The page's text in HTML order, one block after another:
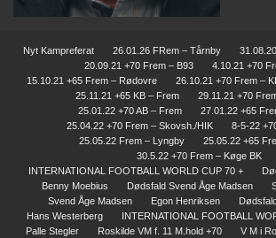
Nyt Kampreferat 26.01.26 FRem – Tårnby
20.09.21 +70 Frem – B93
4.10.21 +70
15.10.21 +65 Frem – Rødovre
26.10.21 +70 Frem –
25.11.21 +65 KB – Frem
29.11.21 +70
25.01.22 +70 AB – Frem
27.01.22 +65
25.04.22 +70 Frem – Skovsh./HIK
8-5-22
25.05.22 Frem – Lyngby
25.05.22 +65
30.5.22 +70 Frem – Køge BK
INTERNATIONAL FOOTBALL WORLD CUP 70 +
Benny Moebius
Dødsfald Svend Åge Madsen
Svend Åge Madsen
Egon Henriksen
Hans Westerberg
INTERNATIONAL FOOTBALL
Palle Stegler
Roskilde VM f. 11 M.hold +70
V M i